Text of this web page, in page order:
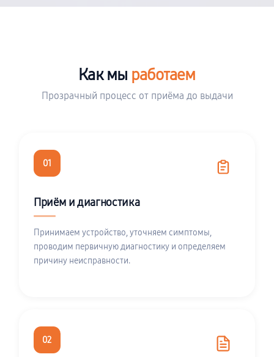
Как мы работаем
Прозрачный процесс от приёма до выдачи
01
Приём и диагностика
Принимаем устройство, уточняем симптомы,
проводим первичную диагностику и определяем
причину неисправности.
02